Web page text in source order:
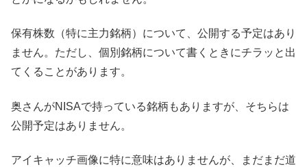
保有株数（特に主力銘柄）について、公開する予定はあり
ません。ただし、個別銘柄について書くときにチラッと出
てくることがあります。
奥さんがNISAで持っている銘柄もありますが、そちらは
公開予定はありません。
アイキャッチ画像に特に意味はありませんが、まだまだ道